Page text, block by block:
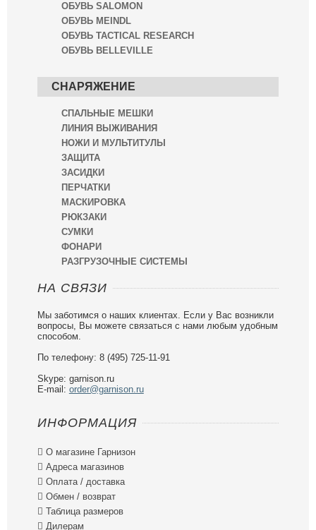
ОБУВЬ SALOMON
ОБУВЬ MEINDL
ОБУВЬ TACTICAL RESEARCH
ОБУВЬ BELLEVILLE
СНАРЯЖЕНИЕ
СПАЛЬНЫЕ МЕШКИ
ЛИНИЯ ВЫЖИВАНИЯ
НОЖИ И МУЛЬТИТУЛЫ
ЗАЩИТА
ЗАСИДКИ
ПЕРЧАТКИ
МАСКИРОВКА
РЮКЗАКИ
СУМКИ
ФОНАРИ
РАЗГРУЗОЧНЫЕ СИСТЕМЫ
НА СВЯЗИ
Мы заботимся о наших клиентах. Если у Вас возникли
вопросы, Вы можете связаться с нами любым удобным
способом.
По телефону: 8 (495) 725-11-91
Skype: garnison.ru
E-mail: order@garnison.ru
ИНФОРМАЦИЯ
 О магазине Гарнизон
 Адреса магазинов
 Оплата / доставка
 Обмен / возврат
 Таблица размеров
 Дилерам